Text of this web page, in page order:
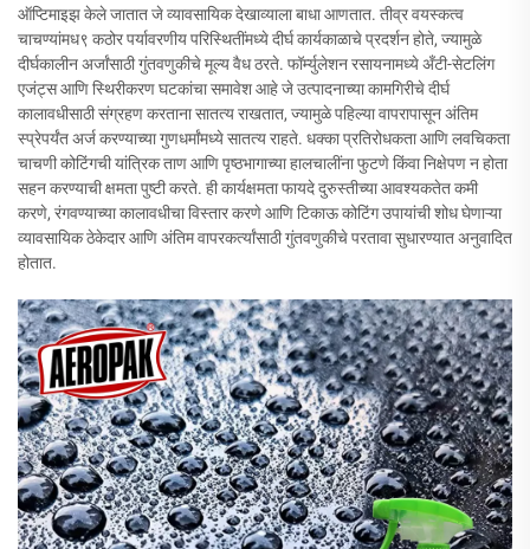
ऑप्टिमाइझ केले जातात जे व्यावसायिक देखाव्याला बाधा आणतात. तीव्र वयस्कत्व
चाचण्यांमध९ कठोर पर्यावरणीय परिस्थितींमध्ये दीर्घ कार्यकाळाचे प्रदर्शन होते, ज्यामुळे
दीर्घकालीन अर्जांसाठी गुंतवणुकीचे मूल्य वैध ठरते. फॉर्म्युलेशन रसायनामध्ये अँटी-सेटलिंग
एजंट्स आणि स्थिरीकरण घटकांचा समावेश आहे जे उत्पादनाच्या कामगिरीचे दीर्घ
कालावधीसाठी संग्रहण करताना सातत्य राखतात, ज्यामुळे पहिल्या वापरापासून अंतिम
स्प्रेपर्यंत अर्ज करण्याच्या गुणधर्मांमध्ये सातत्य राहते. धक्का प्रतिरोधकता आणि लवचिकता
चाचणी कोटिंगची यांत्रिक ताण आणि पृष्ठभागाच्या हालचालींना फुटणे किंवा निक्षेपण न होता
सहन करण्याची क्षमता पुष्टी करते. ही कार्यक्षमता फायदे दुरुस्तीच्या आवश्यकतेत कमी
करणे, रंगवण्याच्या कालावधीचा विस्तार करणे आणि टिकाऊ कोटिंग उपायांची शोध घेणाऱ्या
व्यावसायिक ठेकेदार आणि अंतिम वापरकर्त्यांसाठी गुंतवणुकीचे परतावा सुधारण्यात अनुवादित
होतात.